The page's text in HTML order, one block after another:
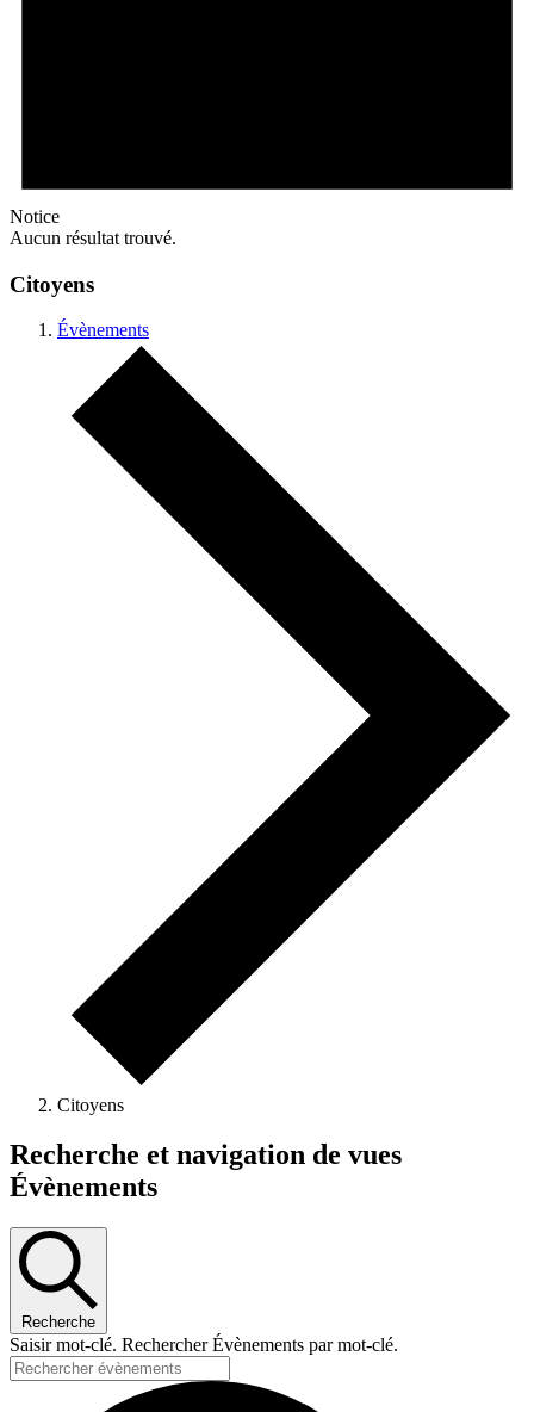
Notice
Aucun résultat trouvé.
Citoyens
Évènements
Citoyens
Recherche et navigation de vues
Évènements
Recherche
Saisir mot-clé. Rechercher Évènements par mot-clé.